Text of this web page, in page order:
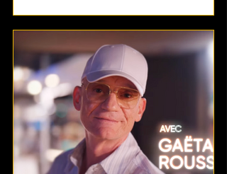
dynamique et aérée, idéal pour le
jazz, le classique, le piano et les voix.